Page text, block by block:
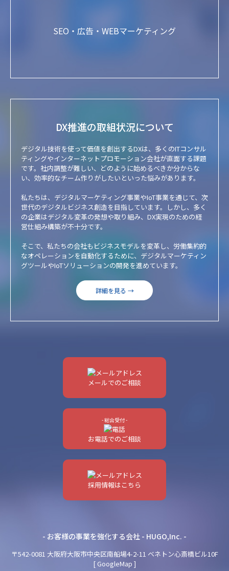
SEO・広告・WEBマーケティング
DX推進の取組状況について
デジタル技術を使って価値を創出するDXは、多くのITコンサル
ティングやインターネットプロモーション会社が直面する課題
です。社内調整が難しい、どのように始めるべきか分からな
い、効率的なチーム作りがしたいといった悩みがあります。
私たちは、デジタルマーケティング事業やIoT事業を通じて、次
世代のデジタルビジネス創造を目指しています。しかし、多く
の企業はデジタル変革の発想や取り組み、DX実現のための経
営仕組み構築が不十分です。
そこで、私たちの会社もビジネスモデルを変革し、労働集約的
なオペレーションを自動化するために、デジタルマーケティン
グツールやIoTソリューションの開発を進めています。
詳細を見る →
メールでのご相談
- 総合受付 -
お電話でのご相談
採用情報はこちら
- お客様の事業を強化する会社 - HUGO,Inc. -
〒542-0081 大阪府大阪市中央区南船場4-2-11 ベネトン心斎橋ビル10F
[ GoogleMap ]